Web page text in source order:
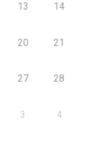
13 14
20 21
27 28
3 4